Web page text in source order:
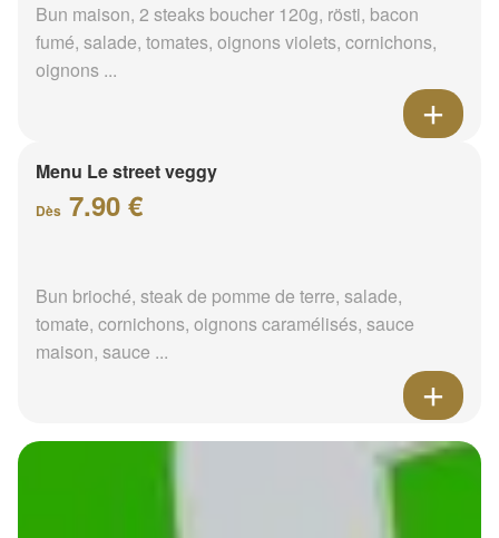
Bun maison, 2 steaks boucher 120g, rösti, bacon
fumé, salade, tomates, oignons violets, cornichons,
oignons ...
Menu Le street veggy
Dès 7.90 €
Bun brioché, steak de pomme de terre, salade,
tomate, cornichons, oignons caramélisés, sauce
maison, sauce ...